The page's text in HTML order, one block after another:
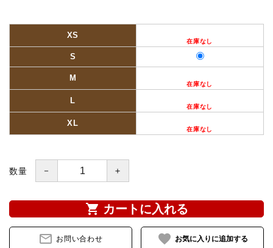
頭絡・手綱・ハミ・耳ネット
ホルター・ロープ
手入れ用品・厩舎用品
馬着
セット品
XS
S
M
L
XL
数量 － ＋
shopping_cart カートに入れる
mail_outline お問い合わせ favorite